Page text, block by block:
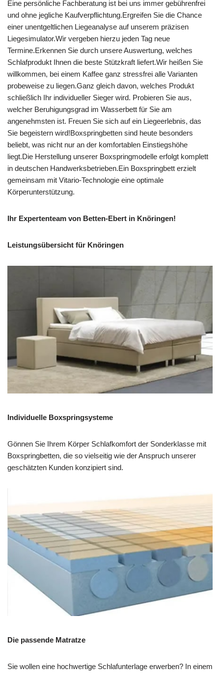
Eine persönliche Fachberatung ist bei uns immer gebührenfrei
und ohne jegliche Kaufverpflichtung.Ergreifen Sie die Chance
einer unentgeltlichen Liegeanalyse auf unserem präzisen
Liegesimulator.Wir vergeben hierzu jeden Tag neue
Termine.Erkennen Sie durch unsere Auswertung, welches
Schlafprodukt Ihnen die beste Stützkraft liefert.Wir heißen Sie
willkommen, bei einem Kaffee ganz stressfrei alle Varianten
probeweise zu liegen.Ganz gleich davon, welches Produkt
schließlich Ihr individueller Sieger wird. Probieren Sie aus,
welcher Beruhigungsgrad im Wasserbett für Sie am
angenehmsten ist. Freuen Sie sich auf ein Liegeerlebnis, das
Sie begeistern wird!Boxspringbetten sind heute besonders
beliebt, was nicht nur an der komfortablen Einstiegshöhe
liegt.Die Herstellung unserer Boxspringmodelle erfolgt komplett
in deutschen Handwerksbetrieben.Ein Boxspringbett erzielt
gemeinsam mit Vitario-Technologie eine optimale
Körperunterstützung.
Ihr Expertenteam von Betten-Ebert in Knöringen!
Leistungsübersicht für Knöringen
Individuelle Boxspringsysteme
Gönnen Sie Ihrem Körper Schlafkomfort der Sonderklasse mit
Boxspringbetten, die so vielseitig wie der Anspruch unserer
geschätzten Kunden konzipiert sind.
Die passende Matratze
Sie wollen eine hochwertige Schlafunterlage erwerben? In einem